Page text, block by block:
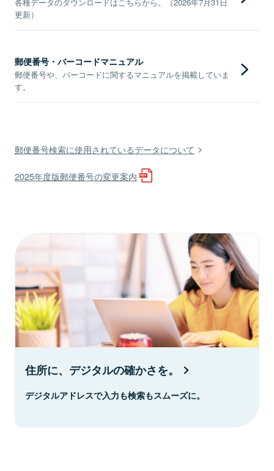
更新）
郵便番号・バーコードマニュアル
郵便番号や、バーコードに関するマニュアルを掲載していま
す。
郵便番号検索に使用されているデータについて
2025年度版郵便番号の変更案内
住所に、デジタルの確かさを。
デジタルアドレスで入力も検索もスムーズに。